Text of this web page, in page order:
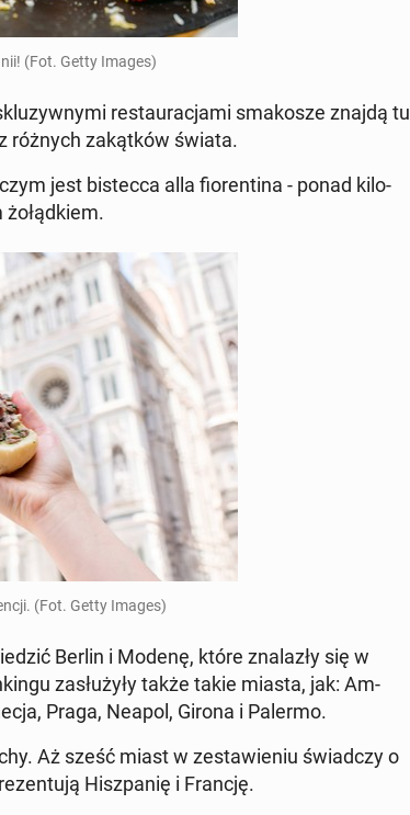
(Fot. Getty Images)
re­stau­ra­cja­mi sma­ko­sze znajdą tu
różnych za­kąt­ków świata.
jest bi­stec­ca alla fio­ren­ti­na - ponad ki­lo­
(Fot. Getty Images)
Berlin i Modenę, które zna­la­zły się w
za­słu­ży­ły także takie miasta, jak: Am­
Praga, Neapol, Girona i Palermo.
Aż sześć miast w ze­sta­wie­niu świad­czy o
Hisz­pa­nię i Francję.